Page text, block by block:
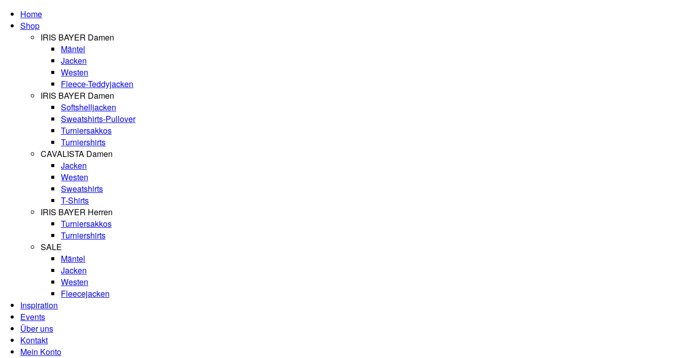
Home
Shop
IRIS BAYER Damen
Mäntel
Jacken
Westen
Fleece-Teddyjacken
IRIS BAYER Damen
Softshelljacken
Sweatshirts-Pullover
Turniersakkos
Turniershirts
CAVALISTA Damen
Jacken
Westen
Sweatshirts
T-Shirts
IRIS BAYER Herren
Turniersakkos
Turniershirts
SALE
Mäntel
Jacken
Westen
Fleecejacken
Inspiration
Events
Über uns
Kontakt
Mein Konto